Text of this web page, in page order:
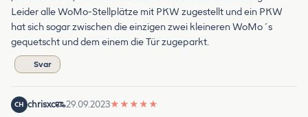
Leider alle WoMo-Stellplätze mit PKW zugestellt und ein PKW
hat sich sogar zwischen die einzigen zwei kleineren WoMo´s
gequetscht und dem einem die Tür zugeparkt.
Svar
CH chrisxc 29.09.2023★ ★ ★ ★ ★